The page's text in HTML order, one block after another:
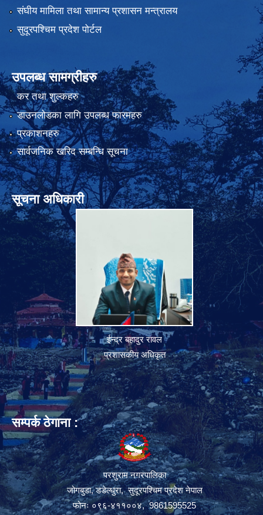
संघीय मामिला तथा सामान्य प्रशासन मन्त्रालय
सुदूरपश्चिम प्रदेश पोर्टल
उपलब्ध सामग्रीहरु
कर तथा शुल्कहरु
डाउनलोडका लागि उपलब्ध फारमहरु
प्रकाशनहरु
सार्वजनिक खरिद सम्बन्धि सूचना
सूचना अधिकारी
ईन्द्र बहादुर रावल
प्रशासकीय अधिकृत
सम्पर्क ठेगाना :
परशुराम नगरपालिका
जोगबुडा, डडेल्धुरा, सुदूरपश्चिम प्रदेश नेपाल
फोनः ०९६-४११००४, 9861595525